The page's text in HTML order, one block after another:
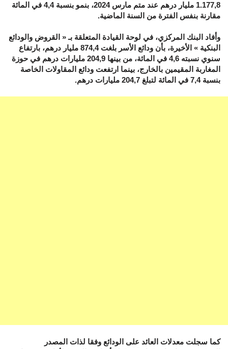
1.177,8 مليار درهم عند متم مارس 2024، بنمو بنسبة 4,4 في المائة
مقارنة بنفس الفترة من السنة الماضية.
وأفاد البنك المركزي، في لوحة القيادة المتعلقة بـ « القروض والودائع
البنكية » الأخيرة، بأن ودائع الأسر بلغت 874,4 مليار درهم، بارتفاع
سنوي نسبته 4,6 في المائة، من بينها 204,9 مليارات درهم في حوزة
المغاربة المقيمين بالخارج، بينما ارتفعت ودائع المقاولات الخاصة
بنسبة 7,4 في المائة لتبلغ 204,7 مليارات درهم.
كما سجلت معدلات العائد على الودائع وفقا لذات المصدر